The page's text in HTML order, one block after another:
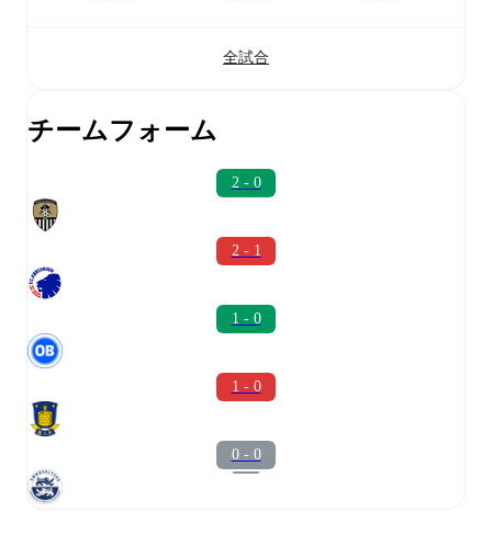
全試合
チームフォーム
2 - 0
2 - 1
1 - 0
1 - 0
0 - 0